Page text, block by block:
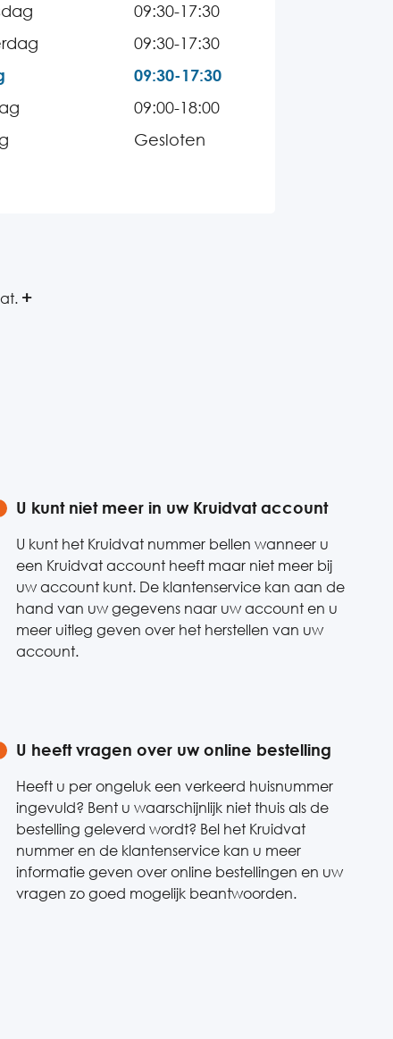
09:30-17:30
09:30-17:30
09:30-17:30
09:00-18:00
Gesloten
U kunt niet meer in uw Kruidvat account
U kunt het Kruidvat nummer bellen wanneer u
een Kruidvat account heeft maar niet meer bij
uw account kunt. De klantenservice kan aan de
hand van uw gegevens naar uw account en u
meer uitleg geven over het herstellen van uw
account.
U heeft vragen over uw online bestelling
Heeft u per ongeluk een verkeerd huisnummer
ingevuld? Bent u waarschijnlijk niet thuis als de
bestelling geleverd wordt? Bel het Kruidvat
nummer en de klantenservice kan u meer
informatie geven over online bestellingen en uw
vragen zo goed mogelijk beantwoorden.